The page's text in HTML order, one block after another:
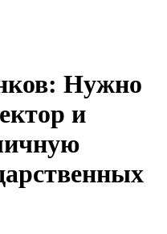
Нужно
и